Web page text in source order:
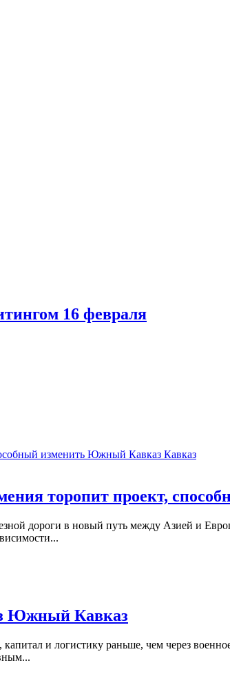
16 февраля
Кавказ
торопит проект,
дороги в новый путь между Азией и
Южный Кавказ
и логистику раньше, чем через